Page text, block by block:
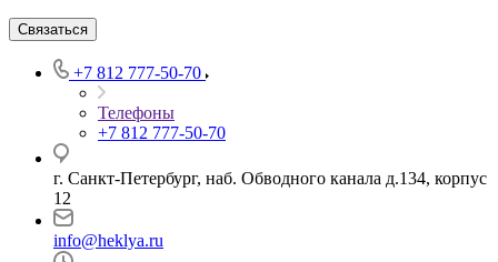
Связаться
+7 812 777-50-70
Телефоны
+7 812 777-50-70
г. Санкт-Петербург, наб. Обводного канала д.134, корпус
12
info@heklya.ru